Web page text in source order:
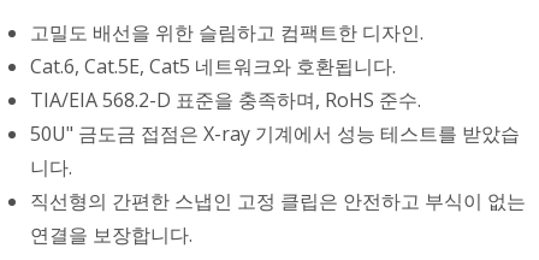
고밀도 배선을 위한 슬림하고 컴팩트한 디자인.
Cat.6, Cat.5E, Cat5 네트워크와 호환됩니다.
TIA/EIA 568.2-D 표준을 충족하며, RoHS 준수.
50U" 금도금 접점은 X-ray 기계에서 성능 테스트를 받았습
니다.
직선형의 간편한 스냅인 고정 클립은 안전하고 부식이 없는
연결을 보장합니다.